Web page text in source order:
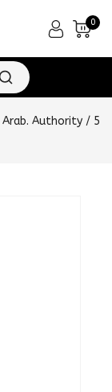
0
Arab. Authority / 5